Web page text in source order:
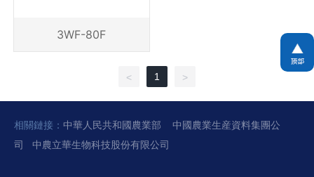
3WF-80F
< 1 >
相關鏈接： 中華人民共和國農業部
中國農業生産資料集團公
司
中農立華生物科技股份有限公司